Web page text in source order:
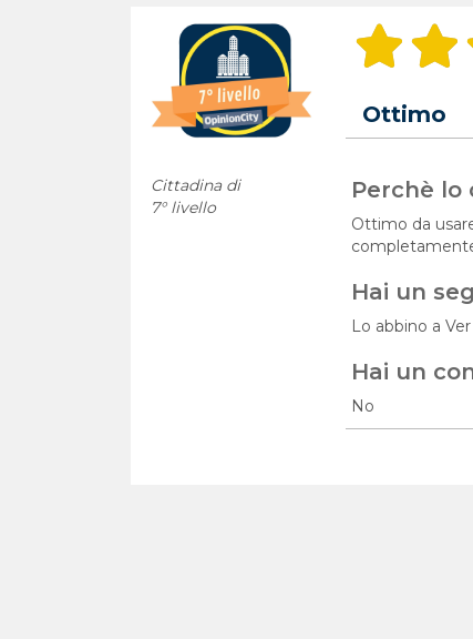
Cittadina di
7° livello
Ottimo
Perchè lo
Ottimo da
Hai un
Lo abbino a
Hai un
No